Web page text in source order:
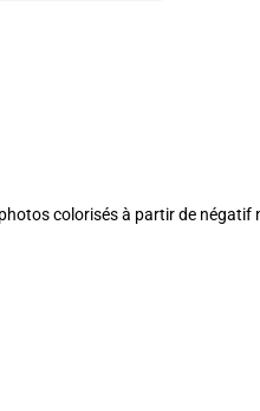
colorisés à partir de négatif